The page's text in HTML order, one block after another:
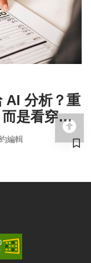
AI 分析？重
是看穿你
編輯
儲
回